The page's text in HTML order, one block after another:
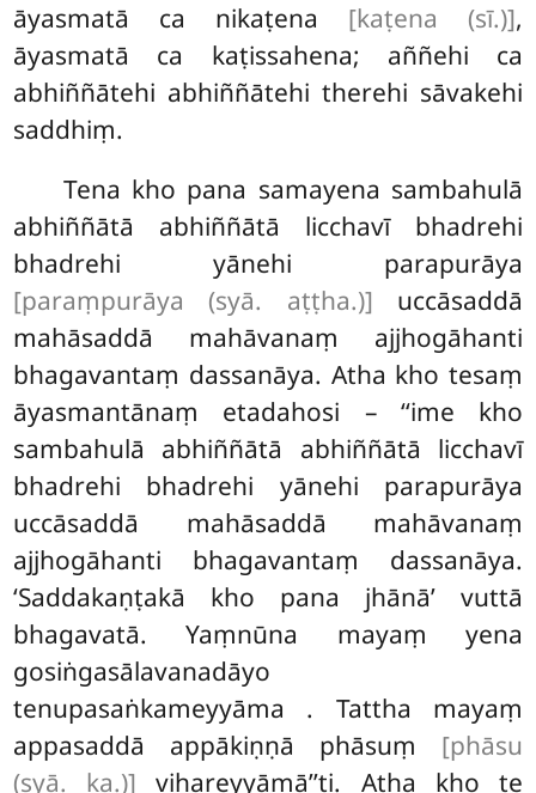
āyasmatā ca nikaṭena [kaṭena (sī.)],
āyasmatā ca kaṭissahena; aññehi ca
abhiññātehi abhiññātehi therehi sāvakehi
saddhiṃ.
Tena kho pana samayena sambahulā
abhiññātā abhiññātā licchavī bhadrehi
bhadrehi yānehi parapurāya
[paraṃpurāya (syā. aṭṭha.)] uccāsaddā
mahāsaddā mahāvanaṃ ajjhogāhanti
bhagavantaṃ dassanāya. Atha kho tesaṃ
āyasmantānaṃ etadahosi – ‘‘ime kho
sambahulā abhiññātā abhiññātā licchavī
bhadrehi bhadrehi yānehi parapurāya
uccāsaddā mahāsaddā mahāvanaṃ
ajjhogāhanti bhagavantaṃ dassanāya.
‘Saddakaṇṭakā kho pana jhānā’ vuttā
bhagavatā. Yaṃnūna mayaṃ yena
gosiṅgasālavanadāyo
tenupasaṅkameyyāma . Tattha mayaṃ
appasaddā appākiṇṇā phāsuṃ [phāsu
(syā. ka.)] vihareyyāmā’’ti. Atha kho te